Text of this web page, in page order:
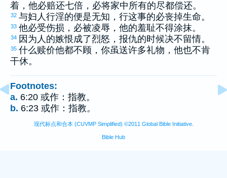
着，他必赔还七倍，必将家中所有的尽都偿还。
32 与妇人行淫的便是无知，行这事的必丧掉生命。
33 他必受伤损，必被凌辱，他的羞耻不得涂抹。
34 因为人的嫉恨成了烈怒，报仇的时候决不留情。
35 什么赎价他都不顾，你虽送许多礼物，他也不肯
干休。
Footnotes:
a. 6:20 或作：指教。
b. 6:23 或作：指教。
现代标点和合本 (CUVMP Simplified) ©2011 Global Bible Initiative.
Bible Hub